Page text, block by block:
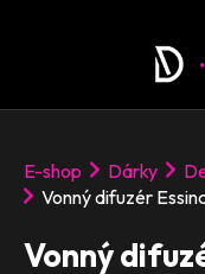
E-shop Dárky
Vonný difuzér
Vonný